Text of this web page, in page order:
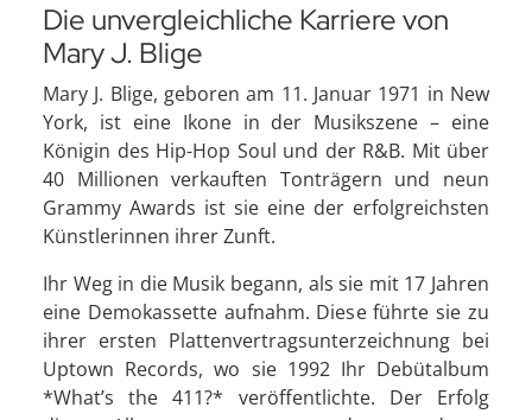
Die unvergleichliche Karriere von
Mary J. Blige
Mary J. Blige, geboren am 11. Januar 1971 in New
York, ist eine Ikone in der Musikszene – eine
Königin des Hip-Hop Soul und der R&B. Mit über
40 Millionen verkauften Tonträgern und neun
Grammy Awards ist sie eine der erfolgreichsten
Künstlerinnen ihrer Zunft.
Ihr Weg in die Musik begann, als sie mit 17 Jahren
eine Demokassette aufnahm. Diese führte sie zu
ihrer ersten Plattenvertragsunterzeichnung bei
Uptown Records, wo sie 1992 Ihr Debütalbum
*What’s the 411?* veröffentlichte. Der Erfolg